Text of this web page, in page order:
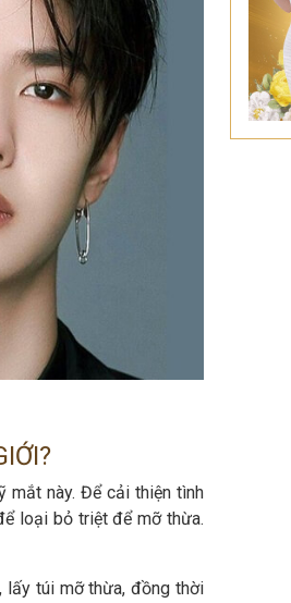
mắt này. Để cải thiện tình
loại bỏ triệt để mỡ thừa.
lấy túi mỡ thừa, đồng thời